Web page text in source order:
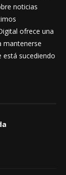
noticias
ofrece una
mantenerse
está sucediendo